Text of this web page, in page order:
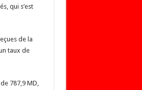
qui s’est
de la
taux de
787,9 MD,